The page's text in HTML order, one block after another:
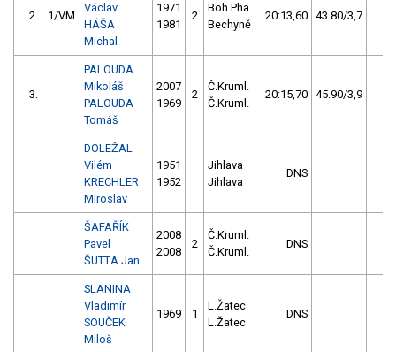
2. 1/VM
Václav
HÁŠA
Michal
1971
1981
2
Boh.Pha
Bechyně
20:13,60 43.80/3,7
3.
PALOUDA
Mikoláš
PALOUDA
Tomáš
2007
1969
2
Č.Kruml.
Č.Kruml.
20:15,70 45.90/3,9
DOLEŽAL
Vilém
KRECHLER
Miroslav
1951
1952
Jihlava
Jihlava
DNS
ŠAFAŘÍK
Pavel
ŠUTTA Jan
2008
2008
2
Č.Kruml.
Č.Kruml.
DNS
SLANINA
Vladimír
SOUČEK
Miloš
1969 1
L.Žatec
L.Žatec
DNS